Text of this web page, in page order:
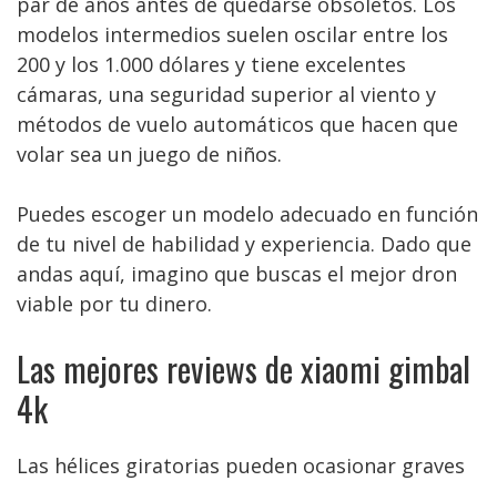
modelos intermedios suelen oscilar entre los
200 y los 1.000 dólares y tiene excelentes
cámaras, una seguridad superior al viento y
métodos de vuelo automáticos que hacen que
volar sea un juego de niños.
Puedes escoger un modelo adecuado en función
de tu nivel de habilidad y experiencia. Dado que
andas aquí, imagino que buscas el mejor dron
viable por tu dinero.
Las mejores reviews de xiaomi gimbal
4k
Las hélices giratorias pueden ocasionar graves